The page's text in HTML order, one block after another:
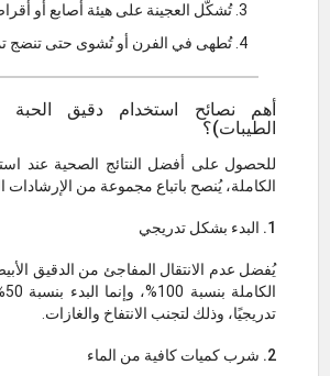
تُشكّل العجينة على هيئة أصابع أو
تُطهى في الفرن أو تُشوى حتى تنضج
أهم نصائح استخدام دقيق الحبة
الطيبات)؟
للحصول على أفضل النتائج الصحية عند
الكاملة، يُنصح باتباع مجموعة من الإرشادات
1. البدء بشكل تدريجي
يُفضل عدم الانتقال المفاجئ من الدقيق
تدريجيًا، وذلك لتجنب الانتفاخ والغازات.
2. شرب كميات كافية من الماء